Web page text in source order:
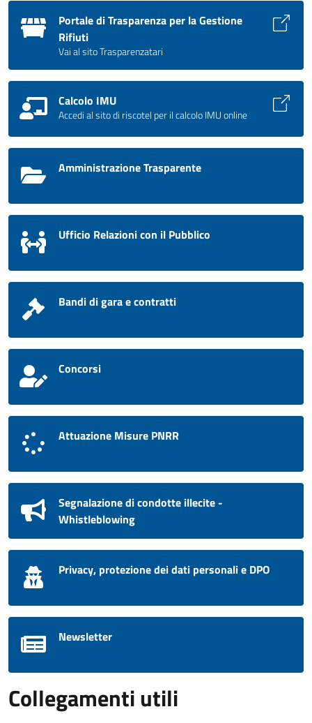
Portale di Trasparenza per la Gestione
Rifiuti
Vai al sito Trasparenzatari
Calcolo IMU
Accedi al sito di riscotel per il calcolo IMU online
Amministrazione Trasparente
Ufficio Relazioni con il Pubblico
Bandi di gara e contratti
Concorsi
Attuazione Misure PNRR
Segnalazione di condotte illecite -
Whistleblowing
Privacy, protezione dei dati personali e DPO
Newsletter
Collegamenti utili